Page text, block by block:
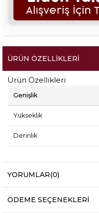
ÜRÜN ÖZELLIKLERI
Ürün Özellikleri
Genişlik
Yükseklik
Derinlik
YORUMLAR(0)
ÖDEME SEÇENEKLERI